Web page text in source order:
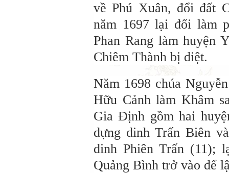
về Phú Xuân, đổi đất
năm 1697 lại đổi làm
Phan Rang làm huyện
Chiêm Thành bị diệt.
Năm 1698 chúa
Hữu Cảnh làm Khâm
Gia Định gồm hai
dựng dinh Trấn Biên
dinh Phiên Trấn (11);
Quảng Bình trở vào để